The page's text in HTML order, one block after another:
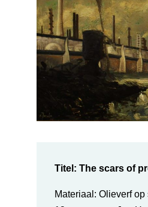
Titel: The scars of
Materiaal: Olieverf